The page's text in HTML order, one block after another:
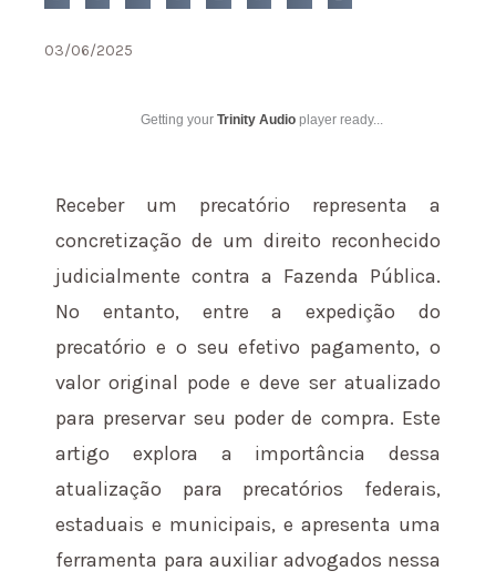
03/06/2025
Getting your Trinity Audio player ready...
Receber um precatório representa a
concretização de um direito reconhecido
judicialmente contra a Fazenda Pública.
No entanto, entre a expedição do
precatório e o seu efetivo pagamento, o
valor original pode e deve ser atualizado
para preservar seu poder de compra. Este
artigo explora a importância dessa
atualização para precatórios federais,
estaduais e municipais, e apresenta uma
ferramenta para auxiliar advogados nessa